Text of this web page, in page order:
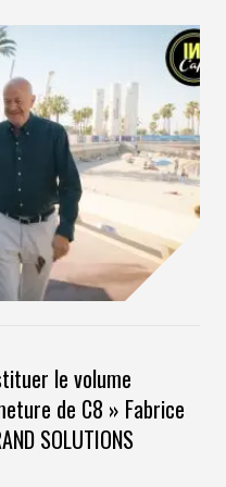
le volume
de C8 » Fabrice
SOLUTIONS